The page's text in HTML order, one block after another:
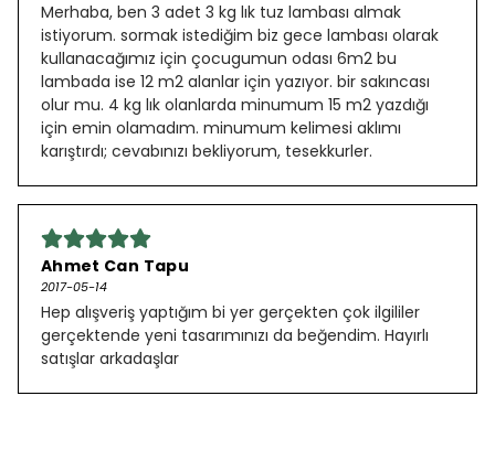
Merhaba, ben 3 adet 3 kg lık tuz lambası almak
istiyorum. sormak istediğim biz gece lambası olarak
kullanacağımız için çocugumun odası 6m2 bu
lambada ise 12 m2 alanlar için yazıyor. bir sakıncası
olur mu. 4 kg lık olanlarda minumum 15 m2 yazdığı
için emin olamadım. minumum kelimesi aklımı
karıştırdı; cevabınızı bekliyorum, tesekkurler.
Ahmet Can Tapu
2017-05-14
Hep alışveriş yaptığım bi yer gerçekten çok ilgililer
gerçektende yeni tasarımınızı da beğendim. Hayırlı
satışlar arkadaşlar